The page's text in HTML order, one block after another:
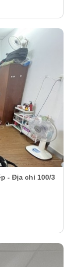
- Địa chỉ 100/3